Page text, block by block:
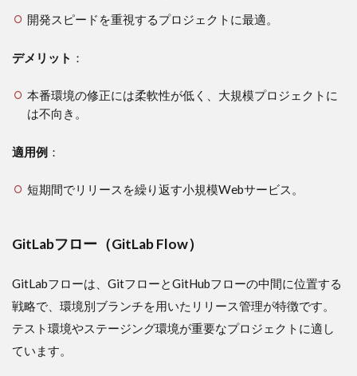
開発スピードを重視するプロジェクトに最適。
デメリット ：
本番環境の修正には柔軟性が低く、大規模プロジェクトに
は不向き。
適用例 ：
短期間でリリースを繰り返す小規模Webサービス。
GitLabフロー（GitLab Flow）
GitLabフローは、GitフローとGitHubフローの中間に位置する
戦略で、環境別ブランチを用いたリリース管理が特徴です。
テスト環境やステージング環境が重要なプロジェクトに適し
ています。